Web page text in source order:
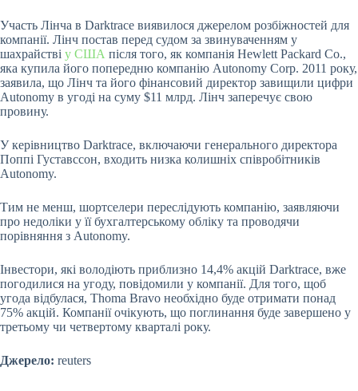
Участь Лінча в Darktrace виявилося джерелом розбіжностей для
компанії. Лінч постав перед судом за звинуваченням у
шахрайстві у США після того, як компанія Hewlett Packard Co.,
яка купила його попередню компанію Autonomy Corp. 2011 року,
заявила, що Лінч та його фінансовий директор завищили цифри
Autonomy в угоді на суму $11 млрд. Лінч заперечує свою
провину.
У керівництво Darktrace, включаючи генерального директора
Поппі Густавссон, входить низка колишніх співробітників
Autonomy.
Тим не менш, шортселери переслідують компанію, заявляючи
про недоліки у її бухгалтерському обліку та проводячи
порівняння з Autonomy.
Інвестори, які володіють приблизно 14,4% акцій Darktrace, вже
погодилися на угоду, повідомили у компанії. Для того, щоб
угода відбулася, Thoma Bravo необхідно буде отримати понад
75% акцій. Компанії очікують, що поглинання буде завершено у
третьому чи четвертому кварталі року.
Джерело: reuters